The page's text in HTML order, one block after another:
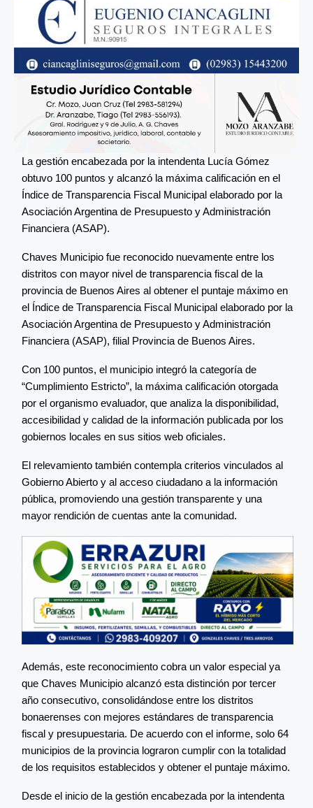
La gestión encabezada por la intendenta Lucía Gómez
obtuvo 100 puntos y alcanzó la máxima calificación en el
Índice de Transparencia Fiscal Municipal elaborado por la
Asociación Argentina de Presupuesto y Administración
Financiera (ASAP).
Chaves Municipio fue reconocido nuevamente entre los
distritos con mayor nivel de transparencia fiscal de la
provincia de Buenos Aires al obtener el puntaje máximo en
el Índice de Transparencia Fiscal Municipal elaborado por la
Asociación Argentina de Presupuesto y Administración
Financiera (ASAP), filial Provincia de Buenos Aires.
Con 100 puntos, el municipio integró la categoría de
“Cumplimiento Estricto”, la máxima calificación otorgada
por el organismo evaluador, que analiza la disponibilidad,
accesibilidad y calidad de la información publicada por los
gobiernos locales en sus sitios web oficiales.
El relevamiento también contempla criterios vinculados al
Gobierno Abierto y al acceso ciudadano a la información
pública, promoviendo una gestión transparente y una
mayor rendición de cuentas ante la comunidad.
Además, este reconocimiento cobra un valor especial ya
que Chaves Municipio alcanzó esta distinción por tercer
año consecutivo, consolidándose entre los distritos
bonaerenses con mejores estándares de transparencia
fiscal y presupuestaria. De acuerdo con el informe, solo 64
municipios de la provincia lograron cumplir con la totalidad
de los requisitos establecidos y obtener el puntaje máximo.
Desde el inicio de la gestión encabezada por la intendenta